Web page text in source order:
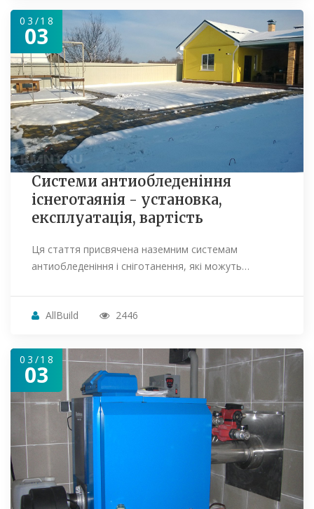
03/18
03
Системи антиобледеніння
існеготаянія - установка,
експлуатація, вартість
Ця стаття присвячена наземним системам
антиобледеніння і сніготанення, які можуть…
AllBuild 2446
03/18
03